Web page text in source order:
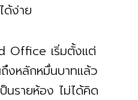
ด้ง่าย
Office เริ่มตั้งแต่
หลักหมื่นบาทแล้ว
นรายห้อง ไม่ได้คิด